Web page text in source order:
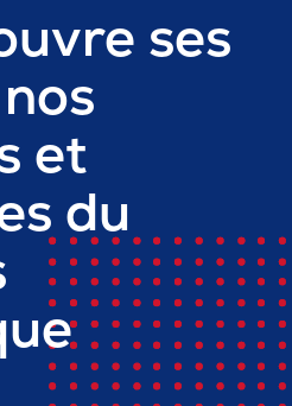
ses
et
du